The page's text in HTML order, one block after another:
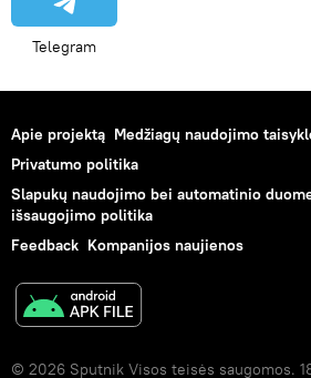
Telegram
Apie projektą Medžiagų naudojimo
Privatumo politika
Slapukų naudojimo bei automatinio
išsaugojimo politika
Feedback Kompanijos naujienos
© 2026 Sputnik Visos teisės saugomos.